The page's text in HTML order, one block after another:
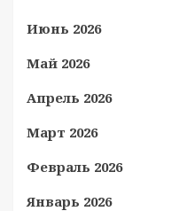
Июнь 2026
Май 2026
Апрель 2026
Март 2026
Февраль 2026
Январь 2026